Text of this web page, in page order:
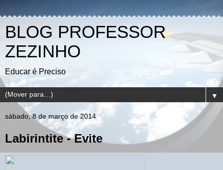
BLOG PROFESSOR
ZEZINHO
Educar é Preciso
▼
sábado, 8 de março de 2014
Labirintite - Evite